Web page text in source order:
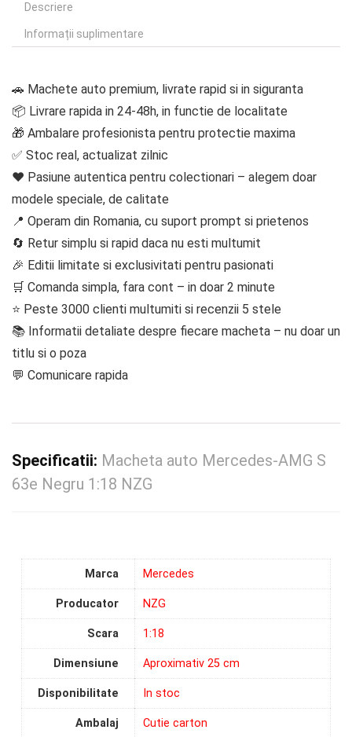
Descriere
Informații suplimentare
🚗 Machete auto premium, livrate rapid si in siguranta
📦 Livrare rapida in 24-48h, in functie de localitate
🎁 Ambalare profesionista pentru protectie maxima
✅ Stoc real, actualizat zilnic
❤️ Pasiune autentica pentru colectionari – alegem doar
modele speciale, de calitate
📍 Operam din Romania, cu suport prompt si prietenos
🔄 Retur simplu si rapid daca nu esti multumit
🎉 Editii limitate si exclusivitati pentru pasionati
🛒 Comanda simpla, fara cont – in doar 2 minute
⭐ Peste 3000 clienti multumiti si recenzii 5 stele
📚 Informatii detaliate despre fiecare macheta – nu doar un
titlu si o poza
💬 Comunicare rapida
Specificatii: Macheta auto Mercedes-AMG S
63e Negru 1:18 NZG
Marca Mercedes
Producator NZG
Scara 1:18
Dimensiune Aproximativ 25 cm
Disponibilitate In stoc
Ambalaj Cutie carton